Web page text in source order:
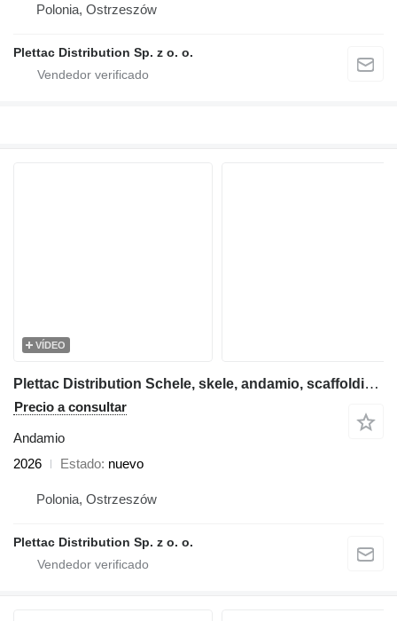
Polonia, Ostrzeszów
Plettac Distribution Sp. z o. o.
VÍDEO
Plettac Distribution Schele, skele, andamio, scaffolding, pastoliai, tellingud, modul
Precio a consultar
Andamio
2026
Estado nuevo
Polonia, Ostrzeszów
Plettac Distribution Sp. z o. o.